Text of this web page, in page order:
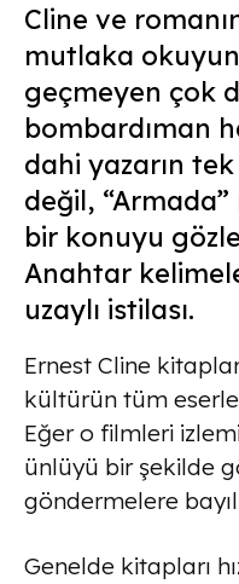
Cline ve
mutlaka
geçmeyen çok
bombardıman
dahi yazarın
değil,
bir konuyu
Anahtar
uzaylı istilası.
Ernest Cline
kültürün tüm
Eğer o filmleri
ünlüyü bir şekilde
göndermelere
Genelde kitapları